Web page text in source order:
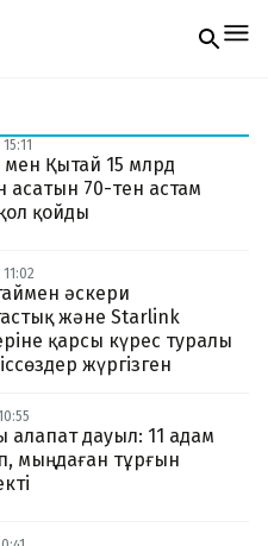
электронды
Жаңа нөмір
Тек email
мен Қытай 15 млрд
асатын 70-тен астам
қойды
әскери
және Starlink
қарсы күрес туралы
жүргізген
алапат дауыл: 11 адам
мыңдаған тұрғын